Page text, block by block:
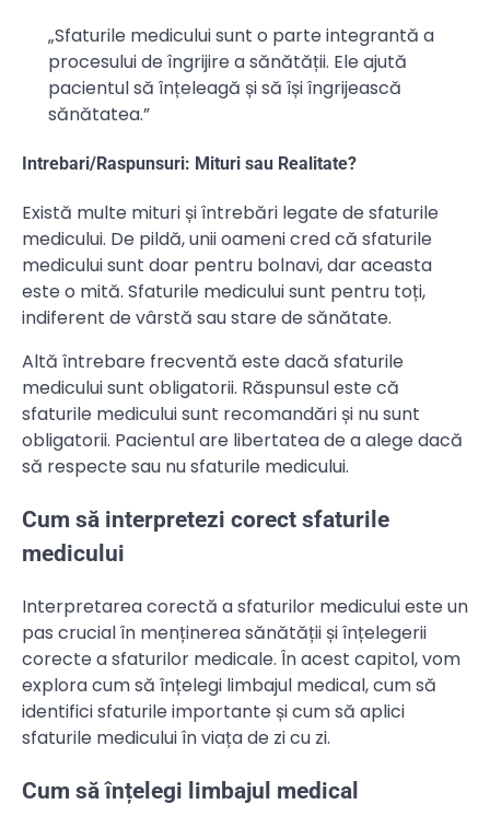
„Sfaturile medicului sunt o parte integrantă a
procesului de îngrijire a sănătății. Ele ajută
pacientul să înțeleagă și să își îngrijească
sănătatea.”
Intrebari/Raspunsuri: Mituri sau Realitate?
Există multe mituri și întrebări legate de sfaturile
medicului. De pildă, unii oameni cred că sfaturile
medicului sunt doar pentru bolnavi, dar aceasta
este o mită. Sfaturile medicului sunt pentru toți,
indiferent de vârstă sau stare de sănătate.
Altă întrebare frecventă este dacă sfaturile
medicului sunt obligatorii. Răspunsul este că
sfaturile medicului sunt recomandări și nu sunt
obligatorii. Pacientul are libertatea de a alege dacă
să respecte sau nu sfaturile medicului.
Cum să interpretezi corect sfaturile
medicului
Interpretarea corectă a sfaturilor medicului este un
pas crucial în menținerea sănătății și înțelegerii
corecte a sfaturilor medicale. În acest capitol, vom
explora cum să înțelegi limbajul medical, cum să
identifici sfaturile importante și cum să aplici
sfaturile medicului în viața de zi cu zi.
Cum să înțelegi limbajul medical